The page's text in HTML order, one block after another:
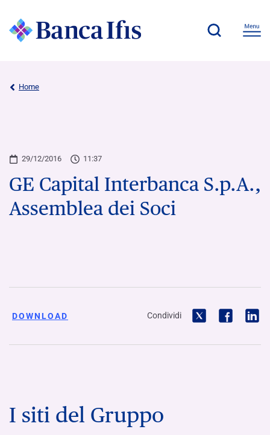
Home
29/12/2016 11:37
GE Capital Interbanca S.p.A.,
Assemblea dei Soci
DOWNLOAD Condividi
I siti del Gruppo